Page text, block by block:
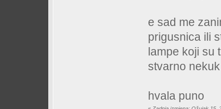
e sad me
prigusnica ili
lampe koji su
stvarno
hvala puno